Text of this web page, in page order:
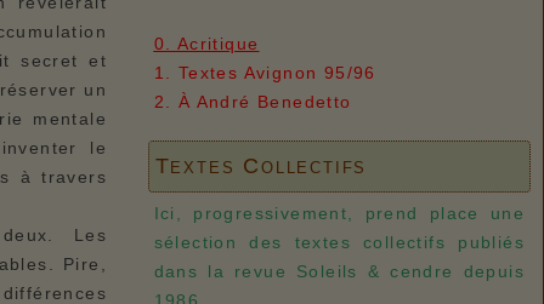
secret et
un
mentale
le
à travers
Les
Pire,
0. Acritique
1. Textes Avignon 95/96
2. À André Benedetto
Textes Collectifs
Ici, progressivement, prend place une
sélection des textes collectifs publiés
dans la revue Soleils & cendre depuis